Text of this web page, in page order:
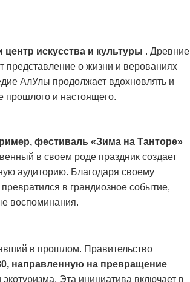
центр искусства и культуры . Древние
представление о жизни и верованиях
АлУлы продолжает вдохновлять и
прошлого и настоящего.
фестиваль «Зима на Танторе»
в своем роде праздник создает
аудиторию. Благодаря своему
в грандиозное событие,
воспоминания.
в прошлом. Правительство
направленную на превращение
Эта инициатива включает в